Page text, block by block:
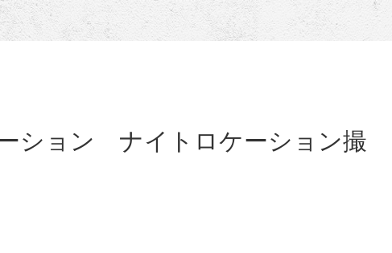
ーション ナイトロケーション撮